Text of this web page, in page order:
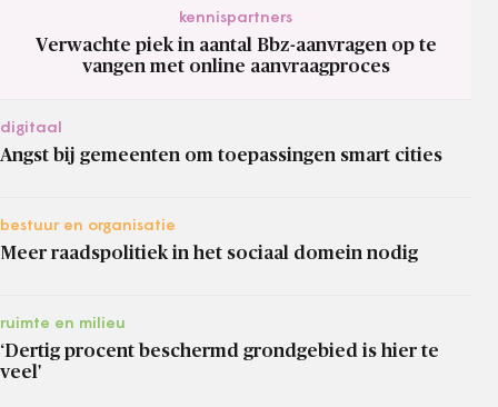
kennispartners
Verwachte piek in aantal Bbz-aanvragen op te
vangen met online aanvraagproces
digitaal
Angst bij gemeenten om toepassingen smart cities
bestuur en organisatie
Meer raadspolitiek in het sociaal domein nodig
ruimte en milieu
‘Dertig procent beschermd grondgebied is hier te
veel'